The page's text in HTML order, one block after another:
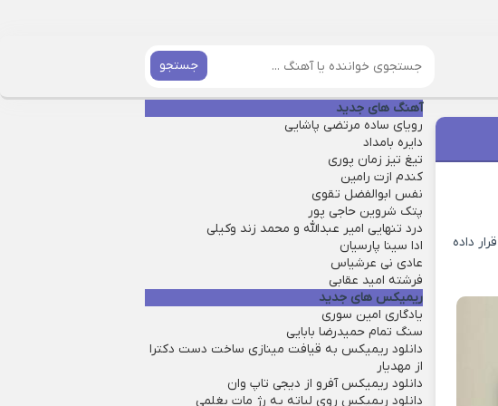
جستجو
داده
آهنگ های جدید
رویای ساده مرتضی پاشایی
دایره بامداد
تیغ تیز زمان پوری
کندم ازت رامین
نفس ابوالفضل تقوی
پتک شروین حاجی پور
درد تنهایی امیر عبدالله و محمد زند وکیلی
ادا سینا پارسیان
عادی نی عرشیاس
فرشته امید عقابی
ریمیکس های جدید
یادگاری امین سوری
سنگ تمام حمیدرضا بابایی
دانلود ریمیکس به قیافت مینازی ساخت دست دکترا
از مهدیار
دانلود ریمیکس آفرو از ديجی تاپ وان
دانلود ریمیکس روی لباته یه رژ مات بغلمی